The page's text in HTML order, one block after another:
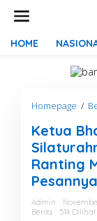
HOME
Homepage /
Ketua
Ranting
Pesannya
Admin
Berita
514 Dilihat